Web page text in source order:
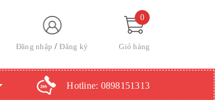
Đăng nhập Đăng ký
0
Giỏ hàng
Hotline: 0898151313